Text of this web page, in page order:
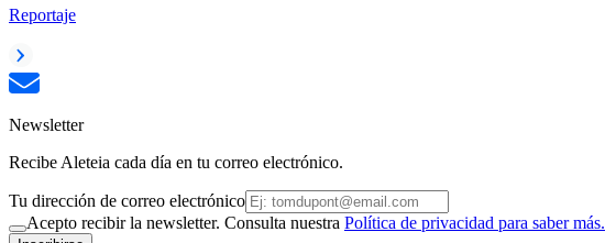
Reportaje
Newsletter
Recibe Aleteia cada día en tu correo electrónico.
Tu dirección de correo electrónico
Acepto recibir la newsletter. Consulta nuestra Política de privacidad para saber más.